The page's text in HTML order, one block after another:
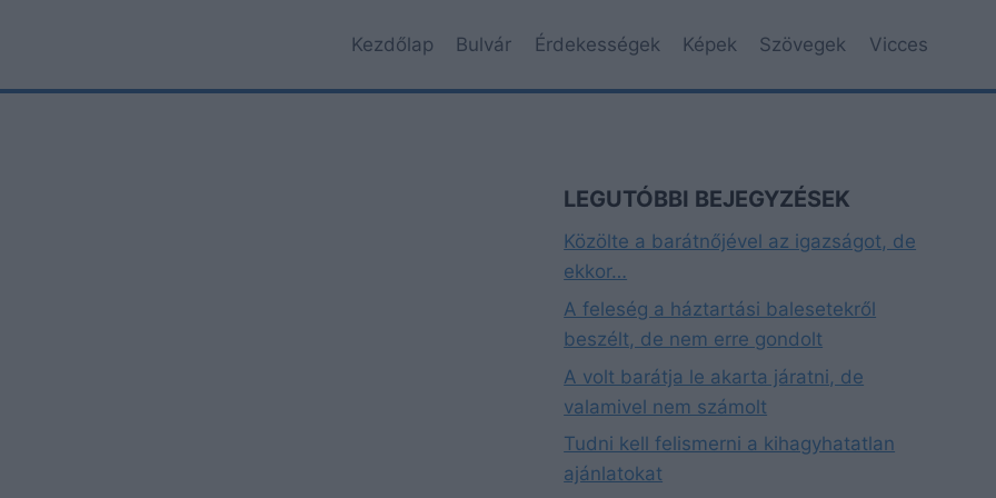
Kezdőlap Bulvár Érdekességek Képek Szövegek Vicces
LEGUTÓBBI BEJEGYZÉSEK
Közölte a barátnőjével az igazságot, de
ekkor…
A feleség a háztartási balesetekről
beszélt, de nem erre gondolt
A volt barátja le akarta járatni, de
valamivel nem számolt
Tudni kell felismerni a kihagyhatatlan
ajánlatokat